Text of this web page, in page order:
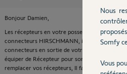
Bonjour Damien,
Les récepteurs en votre possession sont fait
connecteurs HIRSCHMANN, ils portent la
connecteurs en sortie de votre moteur et de
équiper de Récepteur pour sorties câbles
remplacer vos récepteurs, Il faudra donc vous
Nous
Somfy
Vous